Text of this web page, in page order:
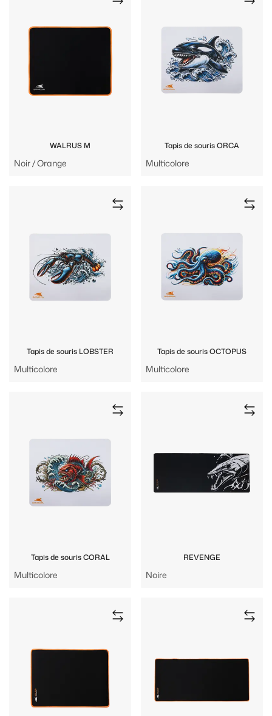
WALRUS M
Noir / Orange
Tapis de souris ORCA
Multicolore
Tapis de souris LOBSTER
Multicolore
Tapis de souris OCTOPUS
Multicolore
Tapis de souris CORAL
Multicolore
REVENGE
Noire